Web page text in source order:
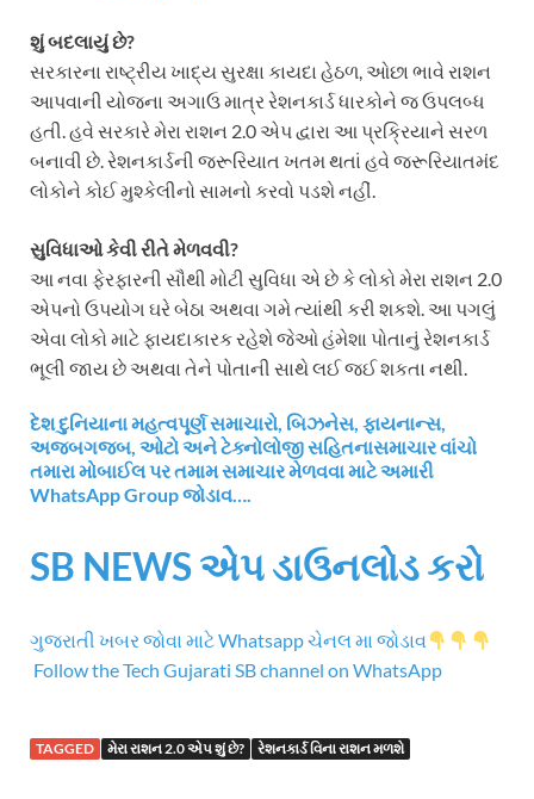
શું બદલાયું છે?
સરકારના રાષ્ટ્રીય ખાદ્ય સુરક્ષા કાયદા હેઠળ, ઓછા ભાવે રાશન
આપવાની યોજના અગાઉ માત્ર રેશનકાર્ડ ધારકોને જ ઉપલબ્ધ
હતી. હવે સરકારે મેરા રાશન 2.0 એપ દ્વારા આ પ્રક્રિયાને સરળ
બનાવી છે. રેશનકાર્ડની જરૂરિયાત ખતમ થતાં હવે જરૂરિયાતમંદ
લોકોને કોઈ મુશ્કેલીનો સામનો કરવો પડશે નહીં.
સુવિધાઓ કેવી રીતે મેળવવી?
આ નવા ફેરફારની સૌથી મોટી સુવિધા એ છે કે લોકો મેરા રાશન 2.0
એપનો ઉપયોગ ઘરે બેઠા અથવા ગમે ત્યાંથી કરી શકશે. આ પગલું
એવા લોકો માટે ફાયદાકારક રહેશે જેઓ હંમેશા પોતાનું રેશનકાર્ડ
ભૂલી જાય છે અથવા તેને પોતાની સાથે લઈ જઈ શકતા નથી.
દેશ દુનિયાના મહત્વપૂર્ણ સમાચારો, બિઝનેસ, ફાયનાન્સ,
અજબગજબ, ઓટો અને ટેક્નોલોજી સહિતનાસમાચાર વાંચો
તમારા મોબાઈલ પર તમામ સમાચાર મેળવવા માટે અમારી
WhatsApp Group જોડાવ….
SB NEWS એપ ડાઉનલોડ કરો
ગુજરાતી ખબર જોવા માટે Whatsapp ચેનલ મા જોડાવ
Follow the Tech Gujarati SB channel on WhatsApp
TAGGED મેરા રાશન 2.0 એપ શું છે? રેશનકાર્ડ વિના રાશન મળશે